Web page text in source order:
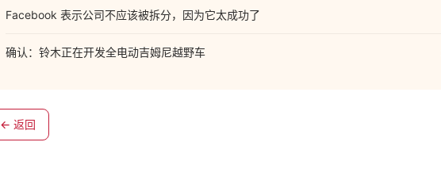
Facebook 表示公司不应该被拆分，因为它太成功了
确认：铃木正在开发全电动吉姆尼越野车
← 返回